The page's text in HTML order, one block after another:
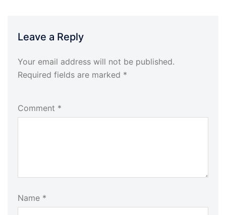
Leave a Reply
Your email address will not be published.
Required fields are marked *
Comment *
Name *